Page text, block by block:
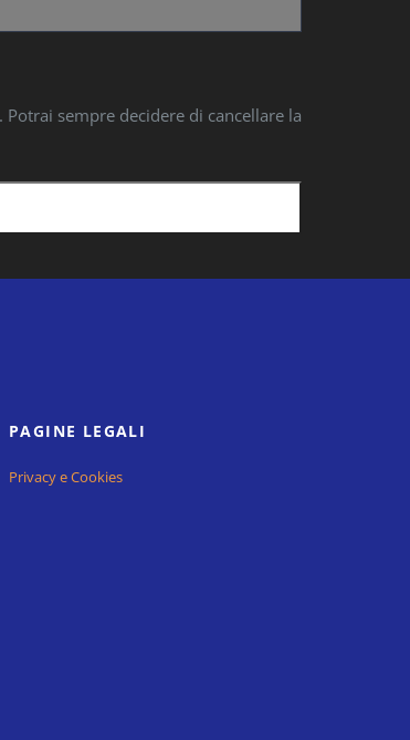
sempre decidere di cancellare la
PAGINE LEGALI
Privacy e Cookies